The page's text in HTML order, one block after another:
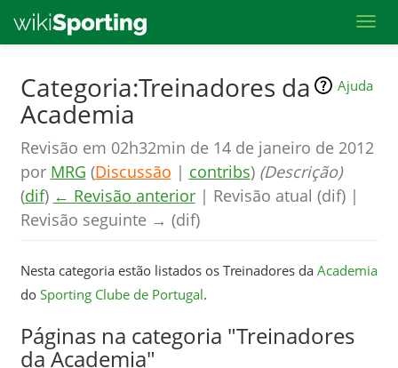
main
content
Ajuda
Categoria:Treinadores da
Academia
Revisão em 02h32min de 14 de janeiro de 2012
por MRG (Discussão | contribs) (Descrição)
(dif) ← Revisão anterior| Revisão atual (dif) |
Revisão seguinte → (dif)
Nesta categoria estão listados os Treinadores da Academia
do Sporting Clube de Portugal.
Páginas na categoria "Treinadores
da Academia"